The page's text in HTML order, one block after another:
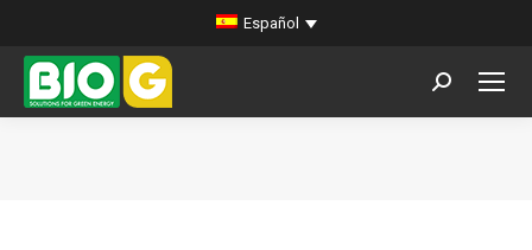
Español
Buscar: